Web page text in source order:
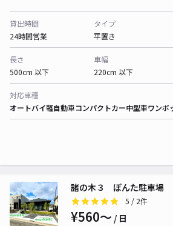
貸出時間
24時間営業
タイプ
平置き
長さ
500cm 以下
車幅
220cm 以下
対応車種
オートバイ軽自動車コンパクトカー中型車ワンボ
諸の木３ ぽんた駐車場
5 / 2件
¥560〜 / 日